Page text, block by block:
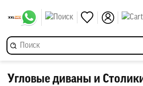
Угловые диваны и